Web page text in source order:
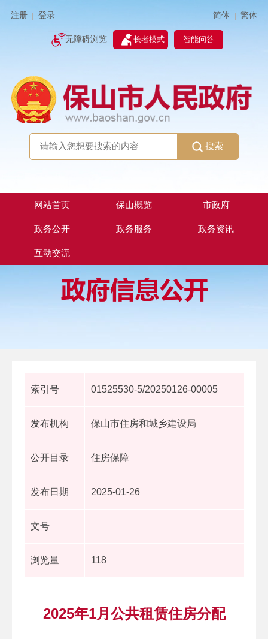
注册 登录 简体 | 繁体
无障碍浏览 长者模式 智能问答
搜索
网站首页 保山概览 市政府
政务公开 政务服务 政务资讯
互动交流
索引号 01525530-5/20250126-00005
发布机构 保山市住房和城乡建设局
公开目录 住房保障
发布日期 2025-01-26
文号
浏览量 118
2025年1月公共租赁住房分配